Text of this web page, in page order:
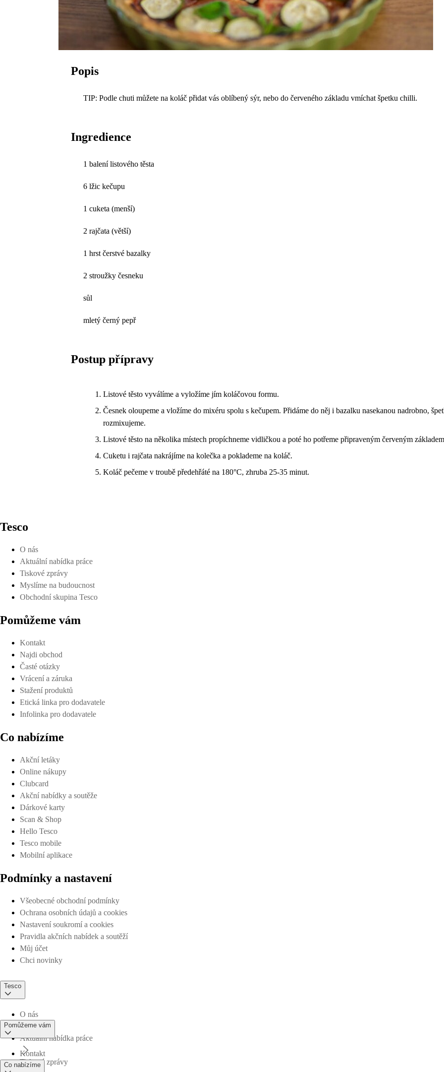
Popis
TIP: Podle chuti můžete na koláč přidat vás oblíbený sýr, nebo do červeného základu vmíchat špetku chilli.
Ingredience
1 balení listového těsta
6 lžic kečupu
1 cuketa (menší)
2 rajčata (větší)
1 hrst čerstvé bazalky
2 stroužky česneku
sůl
mletý černý pepř
Postup přípravy
Listové těsto vyválíme a vyložíme jím koláčovou formu.
Česnek oloupeme a vložíme do mixéru spolu s kečupem. Přidáme do něj i bazalku nasekanou nadrobno,
rozmixujeme.
Listové těsto na několika místech propíchneme vidličkou a poté ho potřeme připraveným červeným
Cuketu i rajčata nakrájíme na kolečka a poklademe na koláč.
Koláč pečeme v troubě předehřáté na 180°C, zhruba 25-35 minut.
Tesco
O nás
Aktuální nabídka práce
Tiskové zprávy
Myslíme na budoucnost
Obchodní skupina Tesco
Pomůžeme vám
Kontakt
Najdi obchod
Časté otázky
Vrácení a záruka
Stažení produktů
Etická linka pro dodavatele
Infolinka pro dodavatele
Co nabízíme
Akční letáky
Online nákupy
Clubcard
Akční nabídky a soutěže
Dárkové karty
Scan & Shop
Hello Tesco
Tesco mobile
Mobilní aplikace
Podmínky a nastavení
Všeobecné obchodní podmínky
Ochrana osobních údajů a cookies
Nastavení soukromí a cookies
Pravidla akčních nabídek a soutěží
Můj účet
Chci novinky
Tesco
O nás
Aktuální nabídka práce
Tiskové zprávy
Pomůžeme vám
Kontakt
Co nabízíme